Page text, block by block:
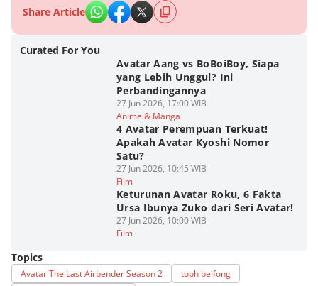
Share Article
Curated For You
Avatar Aang vs BoBoiBoy, Siapa
yang Lebih Unggul? Ini
Perbandingannya
27 Jun 2026, 17:00 WIB
Anime & Manga
4 Avatar Perempuan Terkuat!
Apakah Avatar Kyoshi Nomor
Satu?
27 Jun 2026, 10:45 WIB
Film
Keturunan Avatar Roku, 6 Fakta
Ursa Ibunya Zuko dari Seri Avatar!
27 Jun 2026, 10:00 WIB
Film
Topics
Avatar The Last Airbender Season 2
toph beifong